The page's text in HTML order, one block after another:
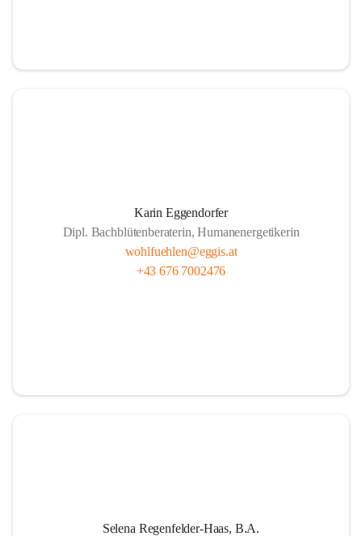
Karin Eggendorfer
Dipl. Bachblütenberaterin, Humanenergetikerin
wohlfuehlen@eggis.at
+43 676 7002476
Selena Regenfelder-Haas, B.A.